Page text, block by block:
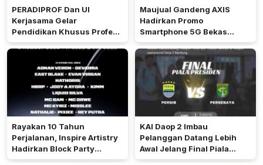
PERADIPROF Dan UI
Kerjasama Gelar
Pendidikan Khusus Profesi
Advokat
Maujual Gandeng AXIS
Hadirkan Promo
Smartphone 5G Bekas
dengan Bonus Kuota
Rayakan 10 Tahun
Perjalanan, Inspire Artistry
Hadirkan Block Party
Terbesar di Jakarta
KAI Daop 2 Imbau
Pelanggan Datang Lebih
Awal Jelang Final Piala
Presiden 2026